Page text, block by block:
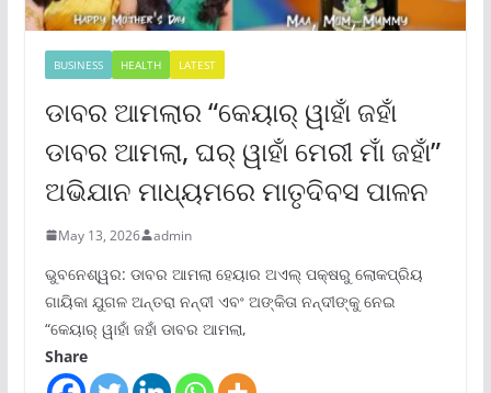
BUSINESS HEALTH LATEST
ଡାବର ଆମଲାର “କେୟାର୍ ୱାହାଁ ଜହାଁ
ଡାବର ଆମଲା, ଘର୍ ୱାହାଁ ମେରୀ ମାଁ ଜହାଁ”
ଅଭିଯାନ ମାଧ୍ୟମରେ ମାତୃଦିବସ ପାଳନ
May 13, 2026 admin
ଭୁବନେଶ୍ୱର: ଡାବର ଆମଲା ହେୟାର ଅଏଲ୍ ପକ୍ଷରୁ ଲୋକପ୍ରିୟ
ଗାୟିକା ଯୁଗଳ ଅନ୍ତରା ନନ୍ଦୀ ଏବଂ ଅଙ୍କିତା ନନ୍ଦୀଙ୍କୁ ନେଇ
“କେୟାର୍ ୱାହାଁ ଜହାଁ ଡାବର ଆମଲା,
Share